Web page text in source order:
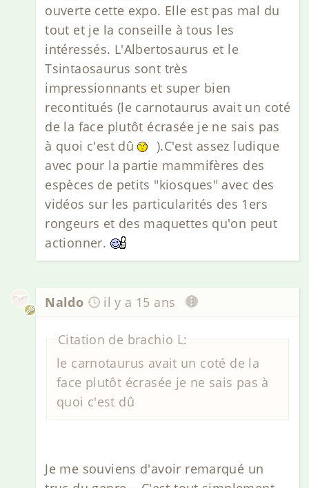
ouverte cette expo. Elle est pas mal du
tout et je la conseille à tous les
intéressés. L'Albertosaurus et le
Tsintaosaurus sont très
impressionnants et super bien
recontitués (le carnotaurus avait un coté
de la face plutôt écrasée je ne sais pas
à quoi c'est dû
).C'est assez ludique
avec pour la partie mammifères des
espèces de petits "kiosques" avec des
vidéos sur les particularités des 1ers
rongeurs et des maquettes qu'on peut
actionner.
Naldo il y a 15 ans
Citation de brachio L:
le carnotaurus avait un coté de la
face plutôt écrasée je ne sais pas à
quoi c'est dû
Je me souviens d'avoir remarqué un